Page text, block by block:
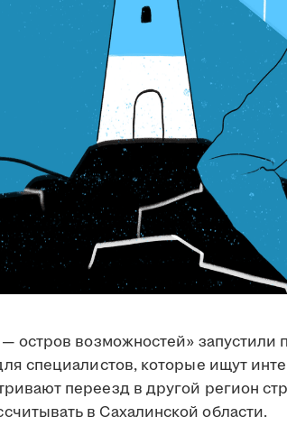
остров возможностей» запустили
специалистов, которые ищут
переезд в другой регион
в Сахалинской области.